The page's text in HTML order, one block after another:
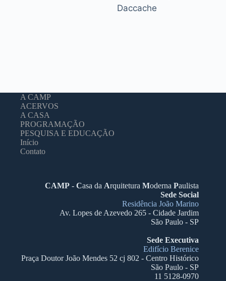
Daccache
A CAMP
ACERVOS
A CASA
PROGRAMAÇÃO
PESQUISA E EDUCAÇÃO
Início
Contato
CAMP -Casa daArquiteturaModernaPaulista
Sede Social
Residência João Marino
Av. Lopes de Azevedo 265 - Cidade Jardim
São Paulo - SP
Sede Executiva
Edifício Berenice
Praça Doutor João Mendes 52 cj 802 - Centro Histórico
São Paulo - SP
11 5128-0970